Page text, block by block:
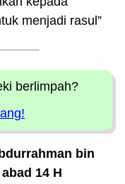
menjadi rasul”
berlimpah?
bin
14 H